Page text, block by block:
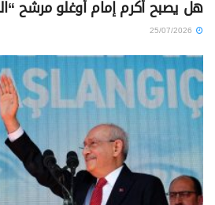
هل يصبح أكرم إمام أوغلو مرشح